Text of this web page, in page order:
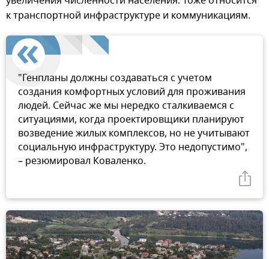
к транспортной инфраструктуре и коммуникациям.
"Генпланы должны создаваться с учетом
создания комфортных условий для проживания
людей. Сейчас же мы нередко сталкиваемся с
ситуациями, когда проектировщики планируют
возведение жилых комплексов, но не учитывают
социальную инфраструктуру. Это недопустимо",
– резюмировал Коваленко.